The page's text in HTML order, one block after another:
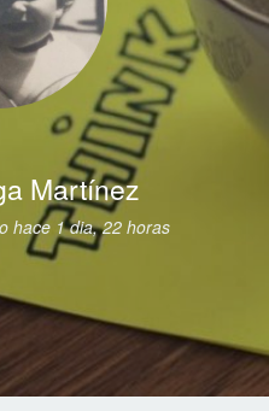
Martínez
hace 1 dia, 22 horas